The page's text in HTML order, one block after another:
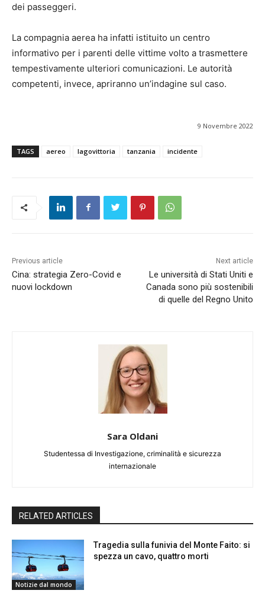
dei passeggeri.
La compagnia aerea ha infatti istituito un centro
informativo per i parenti delle vittime volto a trasmettere
tempestivamente ulteriori comunicazioni. Le autorità
competenti, invece, apriranno un’indagine sul caso.
9 Novembre 2022
TAGS aereo lagovittoria tanzania incidente
Previous article
Cina: strategia Zero-Covid e
nuovi lockdown
Next article
Le università di Stati Uniti e
Canada sono più sostenibili
di quelle del Regno Unito
Sara Oldani
Studentessa di Investigazione, criminalità e sicurezza
internazionale
RELATED ARTICLES
Notizie dal mondo
Tragedia sulla funivia del Monte Faito: si
spezza un cavo, quattro morti